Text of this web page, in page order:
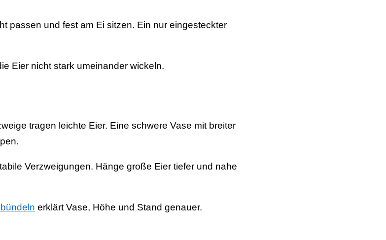
passen und fest am Ei sitzen. Ein nur eingesteckter
Eier nicht stark umeinander wickeln.
tragen leichte Eier. Eine schwere Vase mit breiter
Verzweigungen. Hänge große Eier tiefer und nahe
erklärt Vase, Höhe und Stand genauer.